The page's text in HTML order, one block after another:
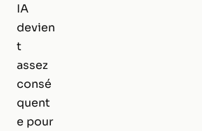
IA
devien
t
assez
consé
quent
e pour